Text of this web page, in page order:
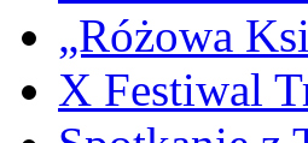
„Różowa
X Festiwal